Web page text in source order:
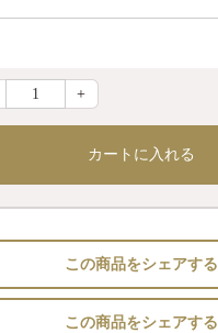
+
カートに入れる
この商品をシェアする
この商品をシェアする